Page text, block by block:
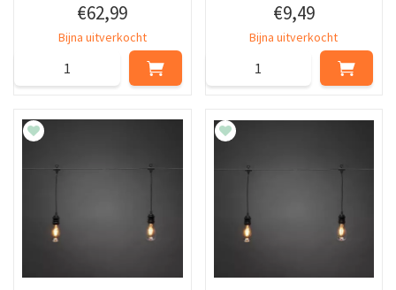
€62,99
Bijna uitverkocht
€9,49
Bijna uitverkocht